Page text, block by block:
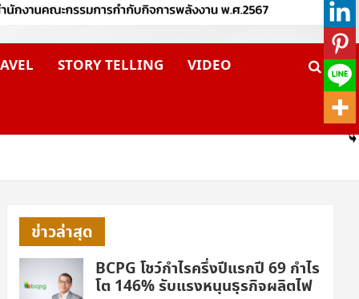
STORY TELLING VIDEO
ข่าวล่าสุด
BCPG โชว์กำไรครึ่งปีแรกปี 69 กำไร
โต 146% รับแรงหนุนธุรกิจผลิตไฟ